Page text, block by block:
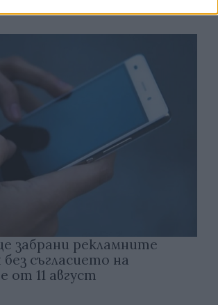
забрани рекламните
съгласието на
от 11 август